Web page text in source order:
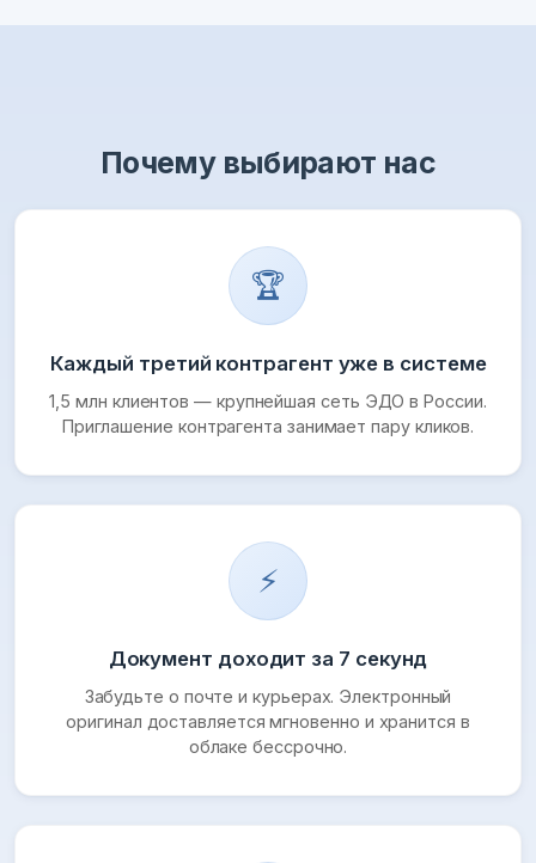
Почему выбирают нас
🏆
Каждый третий контрагент уже в системе
1,5 млн клиентов — крупнейшая сеть ЭДО в России.
Приглашение контрагента занимает пару кликов.
⚡
Документ доходит за 7 секунд
Забудьте о почте и курьерах. Электронный
оригинал доставляется мгновенно и хранится в
облаке бессрочно.